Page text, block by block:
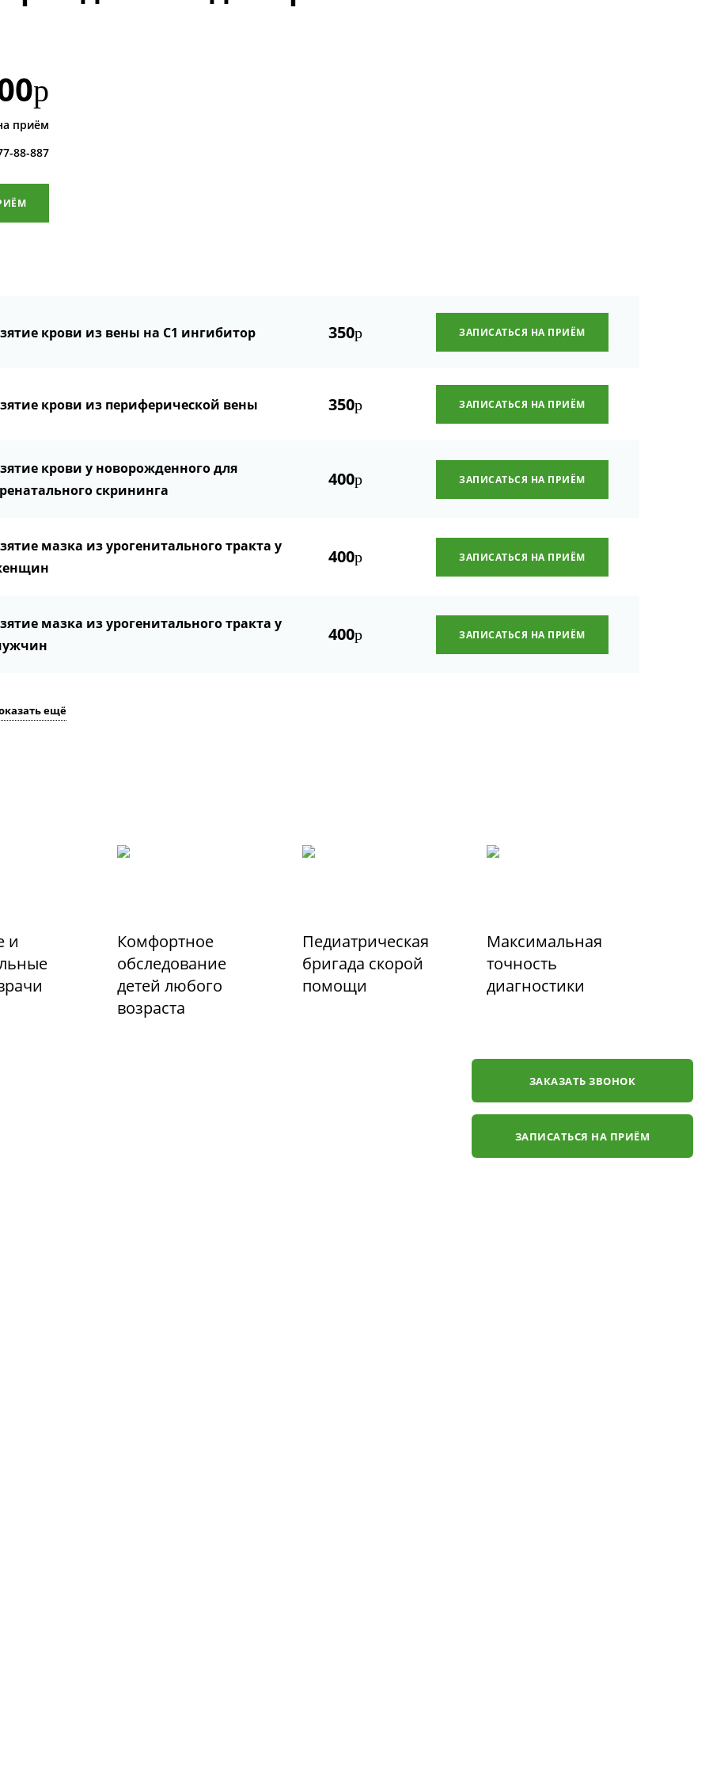
р
приём
88-887
крови из вены на С1 ингибитор 350р ЗАПИСАТЬСЯ НА ПРИЁМ
крови из периферической вены 350р ЗАПИСАТЬСЯ НА ПРИЁМ
крови у новорожденного для
скрининга
400р ЗАПИСАТЬСЯ НА ПРИЁМ
мазка из урогенитального тракта у
400р ЗАПИСАТЬСЯ НА ПРИЁМ
мазка из урогенитального тракта у
400р ЗАПИСАТЬСЯ НА ПРИЁМ
ещё
и
Комфортное
обследование
детей любого
возраста
Педиатрическая
бригада скорой
помощи
Максимальная
точность
диагностики
ЗАКАЗАТЬ ЗВОНОК
ЗАПИСАТЬСЯ НА ПРИЁМ